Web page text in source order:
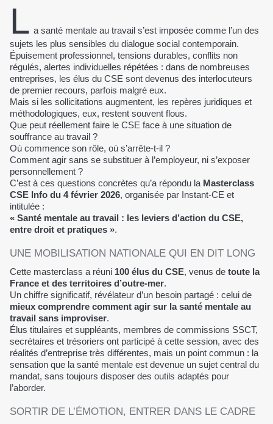
L a santé mentale au travail s’est imposée comme l’un des
sujets les plus sensibles du dialogue social contemporain.
Épuisement professionnel, tensions durables, conflits non
régulés, alertes individuelles répétées : dans de nombreuses
entreprises, les élus du CSE sont devenus des interlocuteurs
de premier recours, parfois malgré eux.
Mais si les sollicitations augmentent, les repères juridiques et
méthodologiques, eux, restent souvent flous.
Que peut réellement faire le CSE face à une situation de
souffrance au travail ?
Où commence son rôle, où s’arrête-t-il ?
Comment agir sans se substituer à l’employeur, ni s’exposer
personnellement ?
C’est à ces questions concrètes qu’a répondu la Masterclass
CSE Info du 4 février 2026, organisée par Instant-CE et
intitulée :
« Santé mentale au travail : les leviers d’action du CSE,
entre droit et pratiques ».
UNE MOBILISATION NATIONALE QUI EN DIT LONG
Cette masterclass a réuni 100 élus du CSE, venus de toute la
France et des territoires d’outre-mer.
Un chiffre significatif, révélateur d’un besoin partagé : celui de
mieux comprendre comment agir sur la santé mentale au
travail sans improviser.
Élus titulaires et suppléants, membres de commissions SSCT,
secrétaires et trésoriers ont participé à cette session, avec des
réalités d’entreprise très différentes, mais un point commun : la
sensation que la santé mentale est devenue un sujet central du
mandat, sans toujours disposer des outils adaptés pour
l’aborder.
SORTIR DE L’ÉMOTION, ENTRER DANS LE CADRE